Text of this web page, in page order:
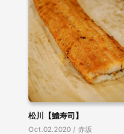
松川【鱧寿司】
Oct.02.2020 / 赤坂